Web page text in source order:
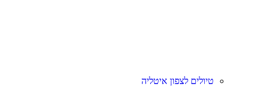
טיולים לצפון איטליה